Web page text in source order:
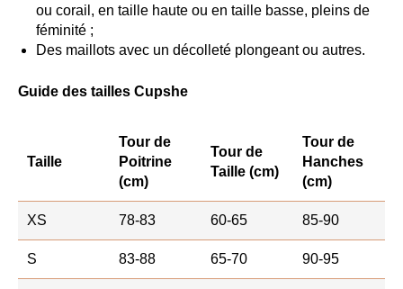
ou corail, en taille haute ou en taille basse, pleins de
féminité ;
Des maillots avec un décolleté plongeant ou autres.
Guide des tailles Cupshe
Taille
Tour de
Poitrine
(cm)
Tour de
Taille (cm)
Tour de
Hanches
(cm)
XS 78-83 60-65 85-90
S 83-88 65-70 90-95